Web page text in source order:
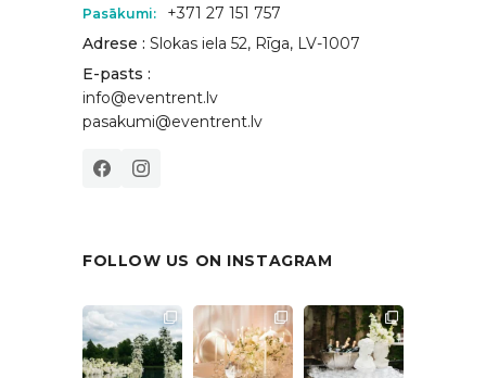
Pasākumi:
+371 27 151 757
Adrese : Slokas iela 52, Rīga, LV-1007
E-pasts :
info@eventrent.lv
pasakumi@eventrent.lv
FOLLOW US ON INSTAGRAM